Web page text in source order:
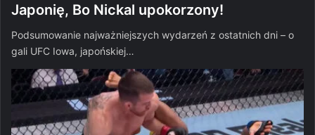
Japonię, Bo Nickal upokorzony!
Podsumowanie najważniejszych wydarzeń z ostatnich dni – o
gali UFC Iowa, japońskiej…